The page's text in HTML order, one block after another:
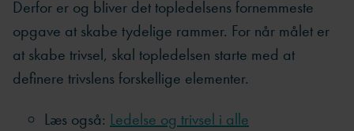
Derfor er og bliver det topledelsens fornemmeste
opgave at skabe tydelige rammer. For når målet er
at skabe trivsel, skal topledelsen starte med at
definere trivslens forskellige elementer.
Læs også: Ledelse og trivsel i alle